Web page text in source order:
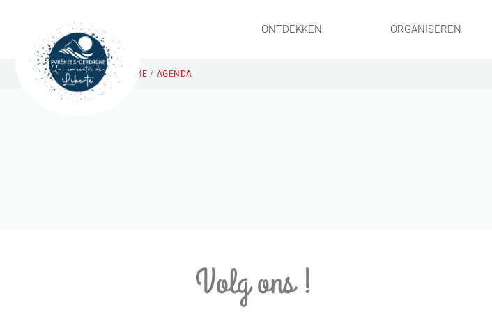
ONTDEKKEN ORGANISEREN
HOME / AGENDA
Volg ons !